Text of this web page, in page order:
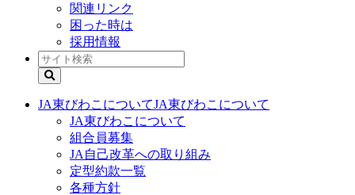
関連リンク
困った時は
採用情報
JA東びわこについてJA東びわこについて
JA東びわこについて
組合員募集
JA自己改革への取り組み
定型約款一覧
各種方針